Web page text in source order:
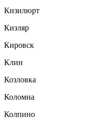
Кизилюрт
Кизляр
Кировск
Клин
Козловка
Коломна
Колпино